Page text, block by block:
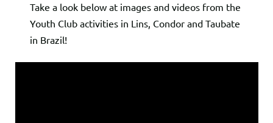
Take a look below at images and videos from the
Youth Club activities in Lins, Condor and Taubate
in Brazil!